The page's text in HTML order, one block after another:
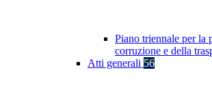
Piano triennale per la
corruzione e della
Atti generali 56